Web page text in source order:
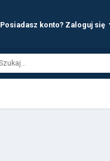
Posiadasz konto? Zaloguj się